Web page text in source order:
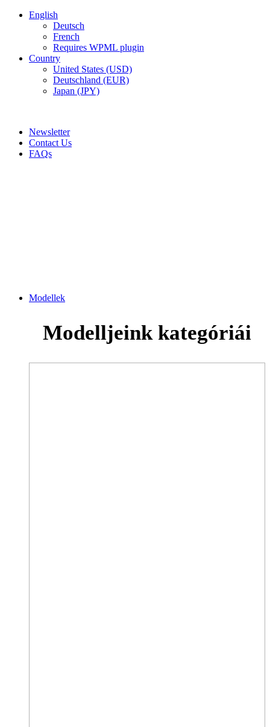
English
Deutsch
French
Requires WPML plugin
Country
United States (USD)
Deutschland (EUR)
Japan (JPY)
Newsletter
Contact Us
FAQs
Modellek
Modelljeink kategóriái